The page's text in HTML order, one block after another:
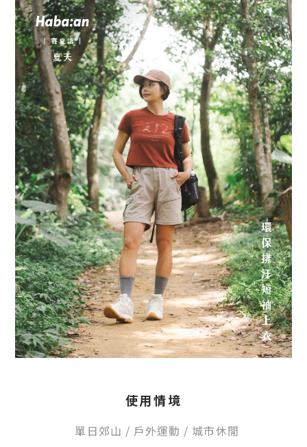
使用情境
單日郊山 / 戶外運動 / 城市休閒